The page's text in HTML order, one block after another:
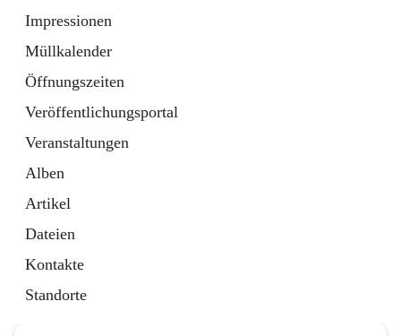
Impressionen
Müllkalender
Öffnungszeiten
Veröffentlichungsportal
Veranstaltungen
Alben
Artikel
Dateien
Kontakte
Standorte
Bürgerservice
10 Schnellzugriffe